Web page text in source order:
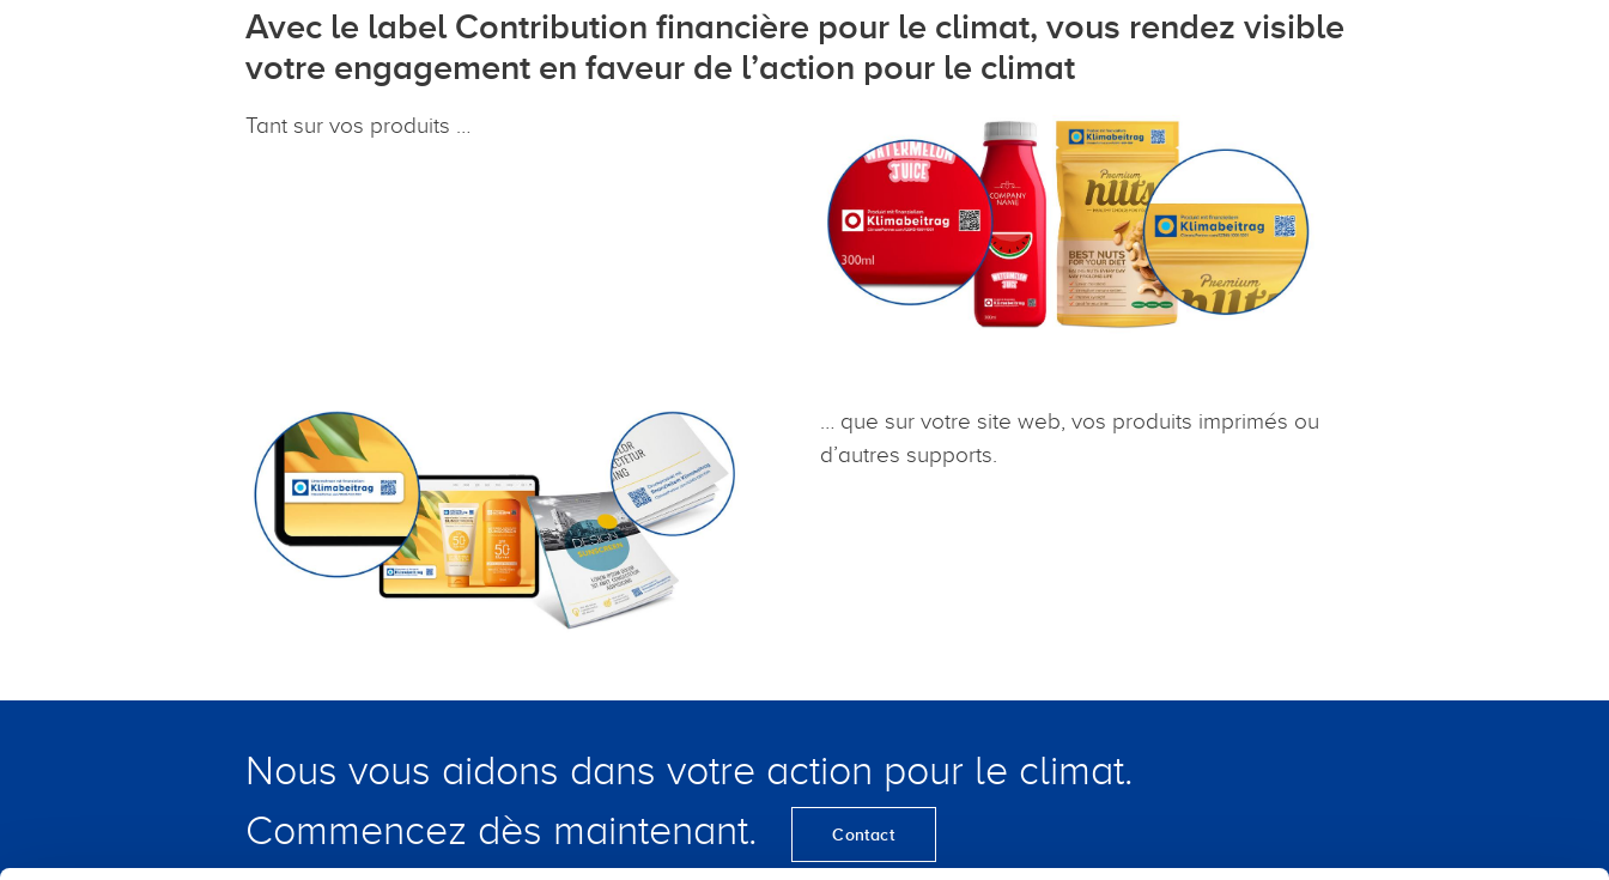
Avec le label Contribution financière pour le climat, vous rendez visible
votre engagement en faveur de l’action pour le climat
Tant sur vos produits …
… que sur votre site web, vos produits imprimés ou
d’autres supports.
Nous vous aidons dans votre action pour le climat.
Commencez dès maintenant.
Contact